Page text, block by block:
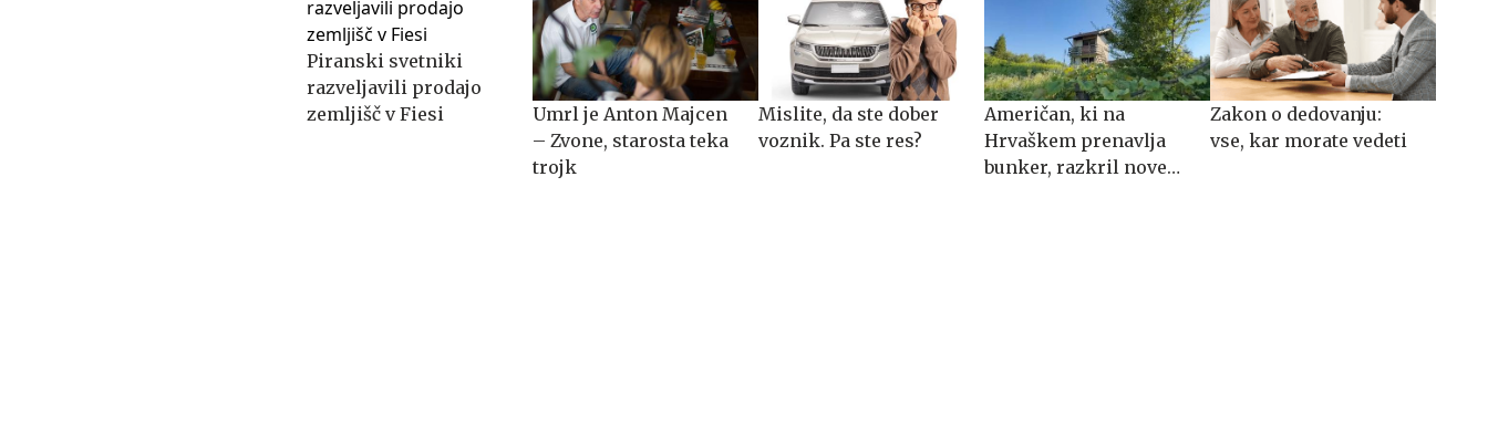
Piranski svetniki
razveljavili prodajo
zemljišč v Fiesi
Umrl je Anton Majcen
– Zvone, starosta teka
trojk
Mislite, da ste dober
voznik. Pa ste res?
Američan, ki na
Hrvaškem prenavlja
bunker, razkril nove
Zakon o dedovanju:
vse, kar morate vedeti